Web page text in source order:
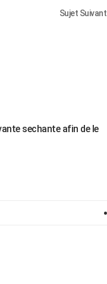
Sujet Suivant
sechante afin de le